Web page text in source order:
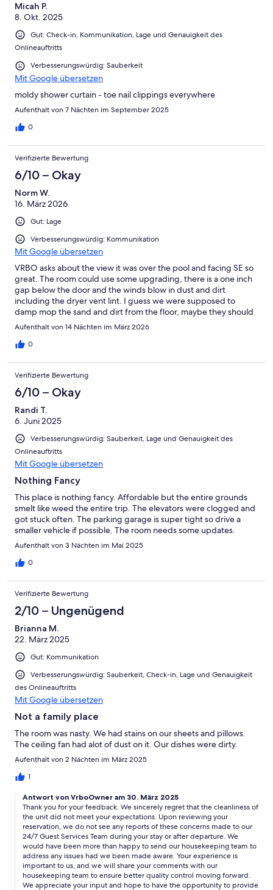
Micah P.
8. Okt. 2025
Gut: Check-in, Kommunikation, Lage und Genauigkeit des
Onlineauftritts
Verbesserungswürdig: Sauberkeit
Mit Google übersetzen
moldy shower curtain - toe nail clippings everywhere
Aufenthalt von 7 Nächten im September 2025
0
Verifizierte Bewertung
6/10 – Okay
Norm W.
16. März 2026
Gut: Lage
Verbesserungswürdig: Kommunikation
Mit Google übersetzen
VRBO asks about the view it was over the pool and facing SE so
great. The room could use some upgrading, there is a one inch
gap below the door and the winds blow in dust and dirt
including the dryer vent lint. I guess we were supposed to
damp mop the sand and dirt from the floor, maybe they should
supply a vacum because the broom was old and not doing the
everytime we turned the bathroom light on after returning to
overflow in the sink but we flushed him out and killed him.
Maybe cleaning should regularly flush all the overflows as this is
a common hidding place a little bleach would kill future eggs.
Aufenthalt von 14 Nächten im März 2026
0
Verifizierte Bewertung
6/10 – Okay
Randi T.
6. Juni 2025
Verbesserungswürdig: Sauberkeit, Lage und Genauigkeit des
Onlineauftritts
Mit Google übersetzen
Nothing Fancy
This place is nothing fancy. Affordable but the entire grounds
smelt like weed the entire trip. The elevators were clogged and
got stuck often. The parking garage is super tight so drive a
smaller vehicle if possible. The room needs some updates.
Aufenthalt von 3 Nächten im Mai 2025
0
Verifizierte Bewertung
2/10 – Ungenügend
Brianna M.
22. März 2025
Gut: Kommunikation
Verbesserungswürdig: Sauberkeit, Check-in, Lage und Genauigkeit
des Onlineauftritts
Mit Google übersetzen
Not a family place
The room was nasty. We had stains on our sheets and pillows.
The ceiling fan had alot of dust on it. Our dishes were dirty.
Aufenthalt von 2 Nächten im März 2025
1
Antwort von VrboOwner am 30. März 2025
Thank you for your feedback. We sincerely regret that the cleanliness of
the unit did not meet your expectations. Upon reviewing your
reservation, we do not see any reports of these concerns made to our
24/7 Guest Services Team during your stay or after departure. We
would have been more than happy to send our housekeeping team to
address any issues had we been made aware. Your experience is
important to us, and we will share your comments with our
housekeeping team to ensure better quality control moving forward.
We appreciate your input and hope to have the opportunity to provide